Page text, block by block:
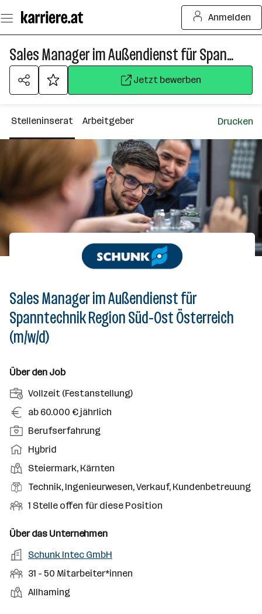
Seiteninhalt
springen
Anmelden
Sales Manager im Außendienst für Spanntechnik (m/w/d)
Jetzt bewerben
Stelleninserat Arbeitgeber Drucken
Sales Manager im Außendienst für
Spanntechnik Region Süd-Ost Österreich
(m/w/d)
Über den Job
A
n
t
e
l
u
n
s
r
t
Vollzeit (Festanstellung)
G
e
h
a
l
t
ab 60.000 € jährlich
P
o
i
t
i
n
e
b
n
Berufserfahrung
A
r
b
e
i
s
m
o
d
e
Hybrid
D
i
n
t
o
t
e
Steiermark, Kärnten
B
e
u
s
f
l
Technik, Ingenieurwesen, Verkauf, Kundenbetreuung
O
f
n
e
S
1 Stelle offen für diese Position
Über das Unternehmen
A
r
e
Schunk Intec GmbH
M
i
t
31 - 50 Mitarbeiter*innen
S
Allhaming